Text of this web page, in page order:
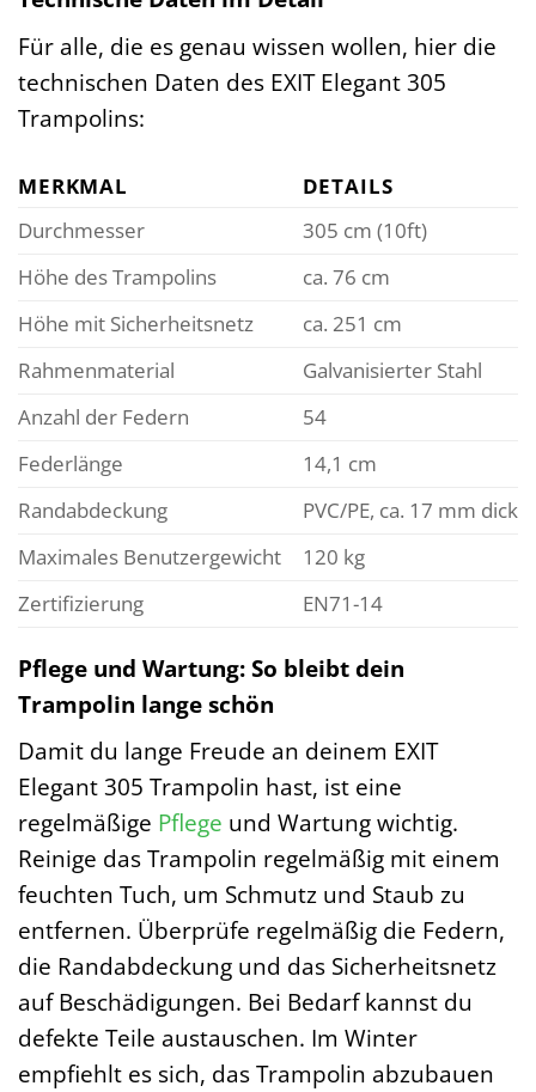
Für alle, die es genau wissen wollen, hier die
technischen Daten des EXIT Elegant 305
Trampolins:
MERKMAL
DETAILS
Durchmesser
305 cm (10ft)
Höhe des Trampolins
ca. 76 cm
Höhe mit Sicherheitsnetz
ca. 251 cm
Rahmenmaterial
Galvanisierter Stahl
Anzahl der Federn
54
Federlänge
14,1 cm
Randabdeckung
PVC/PE, ca. 17 mm dick
Maximales Benutzergewicht
120 kg
Zertifizierung
EN71-14
Pflege und Wartung: So bleibt dein
Trampolin lange schön
Damit du lange Freude an deinem EXIT
Elegant 305 Trampolin hast, ist eine
regelmäßige Pflege und Wartung wichtig.
Reinige das Trampolin regelmäßig mit einem
feuchten Tuch, um Schmutz und Staub zu
entfernen. Überprüfe regelmäßig die Federn,
die Randabdeckung und das Sicherheitsnetz
auf Beschädigungen. Bei Bedarf kannst du
defekte Teile austauschen. Im Winter
empfiehlt es sich, das Trampolin abzubauen